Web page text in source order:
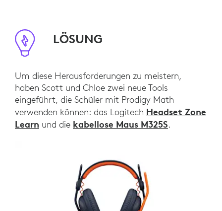
LÖSUNG
Um diese Herausforderungen zu meistern,
haben Scott und Chloe zwei neue Tools
eingeführt, die Schüler mit Prodigy Math
verwenden können: das Logitech Headset Zone
Learn und die kabellose Maus M325S.